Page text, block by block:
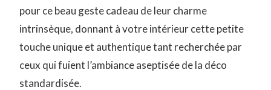
pour ce beau geste cadeau de leur charme
intrinsèque, donnant à votre intérieur cette petite
touche unique et authentique tant recherchée par
ceux qui fuient l’ambiance aseptisée de la déco
standardisée.